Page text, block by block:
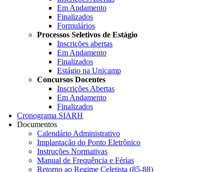
Em Andamento
Finalizados
Formulários
Processos Seletivos de Estágio
Inscrições abertas
Em Andamento
Finalizados
Estágio na Unicamp
Concursos Docentes
Inscrições Abertas
Em Andamento
Finalizados
Cronograma SIARH
Documentos
Calendário Administrativo
Implantação do Ponto Eletrônico
Instruções Normativas
Manual de Frequência e Férias
Retorno ao Regime Celetista (85-88)